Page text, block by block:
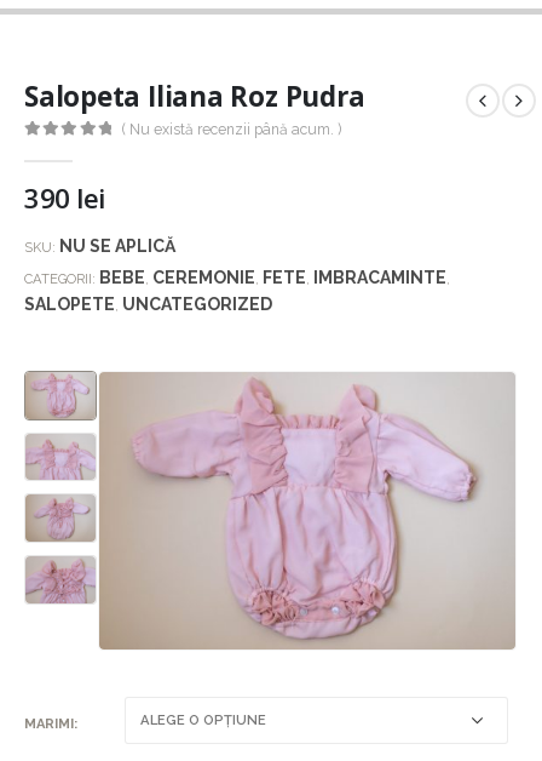
Salopeta Iliana Roz Pudra
( Nu există recenzii până acum. )
390 lei
SKU: NU SE APLICĂ
CATEGORII: BEBE, CEREMONIE, FETE, IMBRACAMINTE,
SALOPETE, UNCATEGORIZED
MARIMI